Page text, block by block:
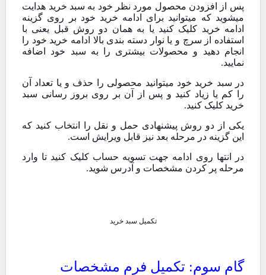
پس از افزودن محصول مورد نظر خود به سبد خرید هدایت
میشوید که میتوانید برای ادامه خرید خود بر روی گزینه
ادامه خرید کلیک کنید یا به همان دو روش قبل یعنی با
استفاده از سرچ و یا نوار دسته بندی بالا ادامه خرید خود را
انجام دهید و محصولات بیشتری را به سبد خود اضافه
نمایید.
در سبد خرید خود میتوانید محصولی را حذف و یا تعداد آن
را کم یا زیاد کنید و پس از آن بر روی بروز رسانی سبد
خرید کلیک کنید.
یکی از دو روش پیشنهادی حمل و نقل را انتخاب کنید که
این گزینه در مرحله بعد نیز قابل ویرایش است.
در انتها روی ادامه جهت تسویه حساب کلیک کنید تا وارد
مرحله پر کردن مشخصات و آدرس شوید.
تکمیل سبد خرید
گام سوم: تکمیل فرم مشخصات